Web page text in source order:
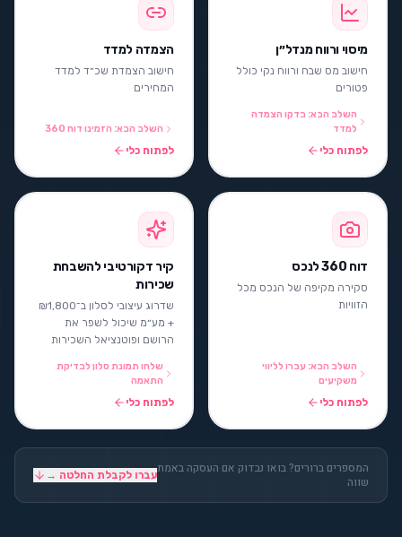
מיסוי ורווח מנדל״ן
חישוב מס שבח ורווח נקי כולל
פטורים
השלב הבא: בדקו הצמדה
למדד
לפתוח כלי
הצמדה למדד
חישוב הצמדת שכ״ד למדד
המחירים
השלב הבא: הזמינו דוח 360
לפתוח כלי
דוח 360 לנכס
סקירה מקיפה של הנכס מכל
הזוויות
השלב הבא: עברו לליווי
משקיעים
לפתוח כלי
קיר דקורטיבי להשבחת
שכירות
שדרוג עיצובי לסלון ב־₪1,800
+ מע״מ שיכול לשפר את
הרושם ופוטנציאל השכירות
שלחו תמונת סלון לבדיקת
התאמה
לפתוח כלי
המספרים ברורים? בואו נבדוק אם העסקה באמת
שווה
עברו לקבלת החלטה →